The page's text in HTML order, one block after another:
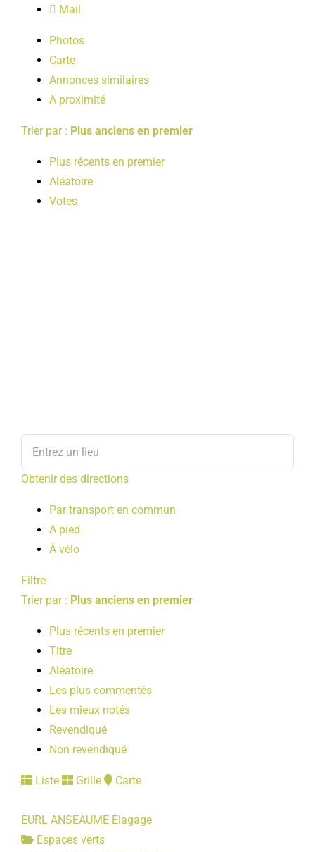
LOISIRS
PUBLICATIONS
Mail
Photos
Carte
Annonces similaires
A proximité
Trier par : Plus anciens en premier
Plus récents en premier
Aléatoire
Votes
Obtenir des directions
Par transport en commun
A pied
À vélo
Filtre
Trier par : Plus anciens en premier
Plus récents en premier
Titre
Aléatoire
Les plus commentés
Les mieux notés
Revendiqué
Non revendiqué
Liste Grille Carte
EURL ANSEAUME Elagage
Espaces verts